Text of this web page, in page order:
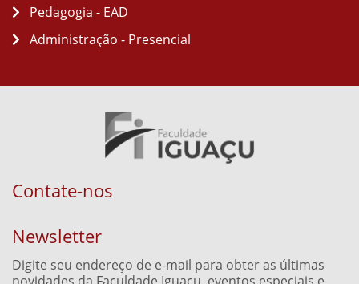
Pedagogia - EAD
Administração - Presencial
Contate-nos
Newsletter
Digite seu endereço de e-mail para obter as últimas